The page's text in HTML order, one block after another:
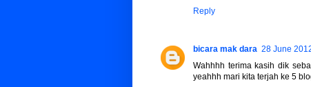
Reply
bicara mak dara 28 June
Wahhhh terima kasih dik
yeahhh mari kita terjah ke 5